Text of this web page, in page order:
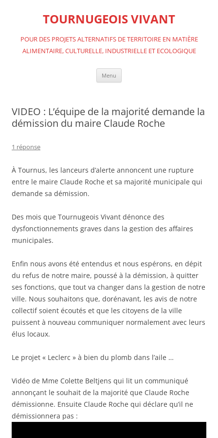
TOURNUGEOIS VIVANT
POUR DES PROJETS ALTERNATIFS DE TERRITOIRE EN MATIÈRE
ALIMENTAIRE, CULTURELLE, INDUSTRIELLE ET ECOLOGIQUE
Menu
VIDEO : L’équipe de la majorité demande la
démission du maire Claude Roche
1 réponse
À Tournus, les lanceurs d’alerte annoncent une rupture
entre le maire Claude Roche et sa majorité municipale qui
demande sa démission.
Des mois que Tournugeois Vivant dénonce des
dysfonctionnements graves dans la gestion des affaires
municipales.
Enfin nous avons été entendus et nous espérons, en dépit
du refus de notre maire, poussé à la démission, à quitter
ses fonctions, que tout va changer dans la gestion de notre
ville. Nous souhaitons que, dorénavant, les avis de notre
collectif soient écoutés et que les citoyens de la ville
puissent à nouveau communiquer normalement avec leurs
élus locaux.
Le projet « Leclerc » à bien du plomb dans l’aile …
Vidéo de Mme Colette Beltjens qui lit un communiqué
annonçant le souhait de la majorité que Claude Roche
démissionne. Ensuite Claude Roche qui déclare qu’il ne
démissionnera pas :